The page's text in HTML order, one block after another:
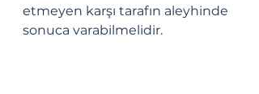
etmeyen karşı tarafın aleyhinde
sonuca varabilmelidir.